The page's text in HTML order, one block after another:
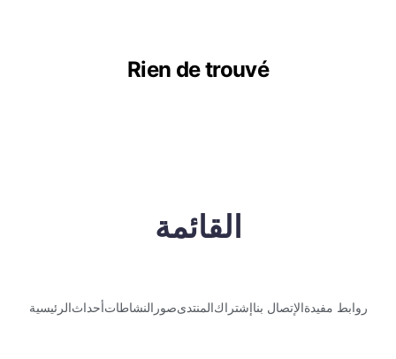
Rien de trouvé
القائمة
الرئيسيةأحداثالنشاطات صورالمنتدىإشتراكالإتصال بناروابط مفيدة